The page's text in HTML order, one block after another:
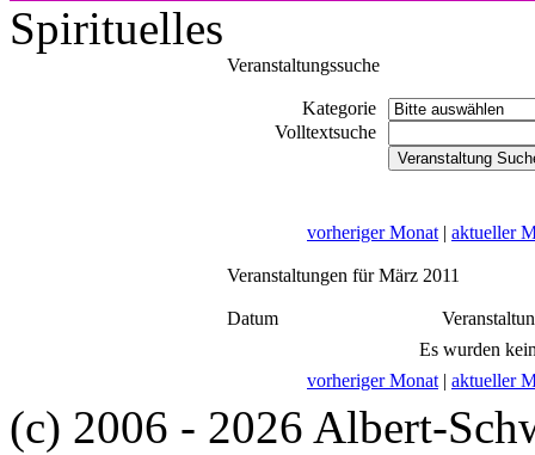
Spirituelles
Veranstaltungssuche
Kategorie
Volltextsuche
vorheriger Monat | aktueller
Veranstaltungen für März 2011
Datum
Es wurden
vorheriger Monat | aktueller
(c) 2006 - 2026 Albert-